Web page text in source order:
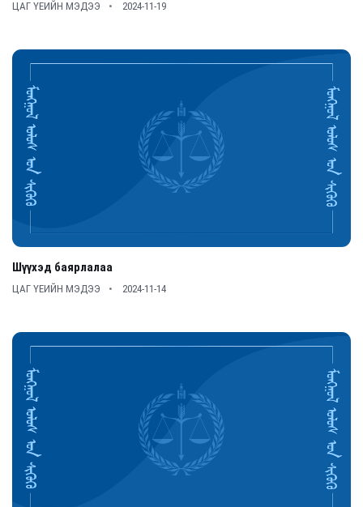
ЦАГ ҮЕИЙН МЭДЭЭ 2024-11-19
Шүүхэд баярлалаа
ЦАГ ҮЕИЙН МЭДЭЭ 2024-11-14